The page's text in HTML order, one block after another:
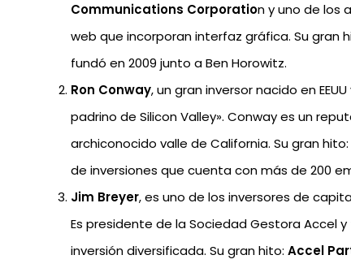
Communications Corporation y uno de los
web que incorporan interfaz gráfica. Su gran
fundó en 2009 junto a Ben Horowitz.
Ron Conway, un gran inversor nacido en
padrino de Silicon Valley». Conway es un
archiconocido valle de California. Su gran
de inversiones que cuenta con más de 200
Jim Breyer, es uno de los inversores de
Es presidente de la Sociedad Gestora Accel
inversión diversificada. Su gran hito:Accel